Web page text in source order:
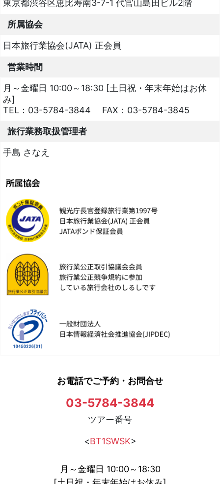
東京都渋谷区恵比寿南3-7-1 代官山島田ビル2階
所属協会
日本旅行業協会(JATA) 正会員
営業時間
月～金曜日 10:00～18:30 [土日祝・年末年始はお休
み]
TEL： 03-5784-3844 FAX： 03-5784-3845
旅行業務取扱管理者
手島 さなえ
お電話でご予約・お問合せ
03-5784-3844
ツアー番号
<BT1SWSK>
月～金曜日 10:00～18:30